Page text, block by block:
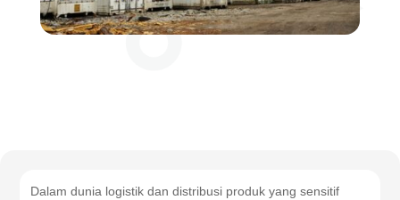
Dalam dunia logistik dan distribusi produk yang sensitif